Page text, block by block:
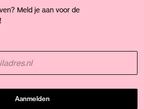
Meld je aan voor de
Aanmelden